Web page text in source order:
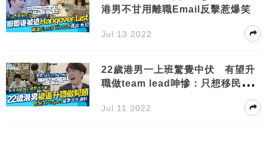
港男不甘用離職Email反擊惹爆笑
Jul 13 2022
22歲港男一上班驚覺中伏 有望升
職做team lead呻慘：只想移民前
Jul 11 2022